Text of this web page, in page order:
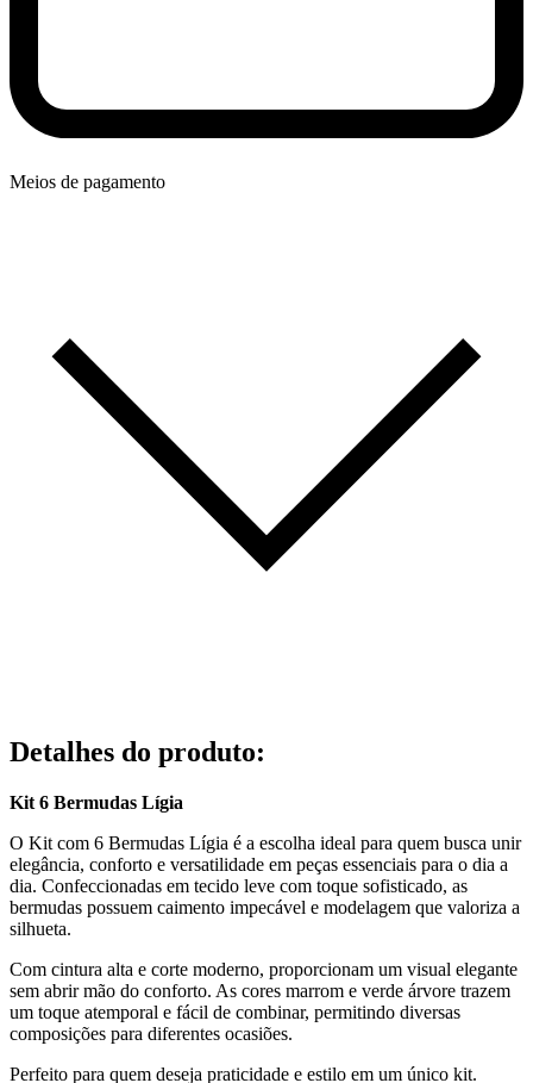
Meios de pagamento
Detalhes do produto:
Kit 6 Bermudas Lígia
O Kit com 6 Bermudas Lígia é a escolha ideal para quem busca unir
elegância, conforto e versatilidade em peças essenciais para o dia a
dia. Confeccionadas em tecido leve com toque sofisticado, as
bermudas possuem caimento impecável e modelagem que valoriza a
silhueta.
Com cintura alta e corte moderno, proporcionam um visual elegante
sem abrir mão do conforto. As cores marrom e verde árvore trazem
um toque atemporal e fácil de combinar, permitindo diversas
composições para diferentes ocasiões.
Perfeito para quem deseja praticidade e estilo em um único kit.